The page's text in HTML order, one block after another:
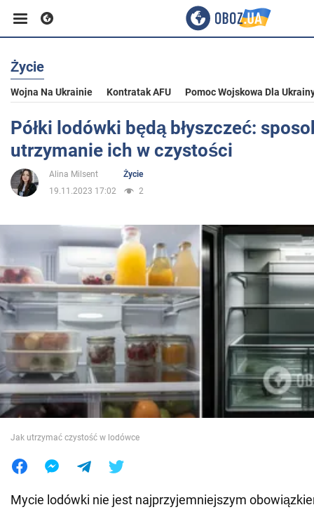
Biznes
Sport
Rozrywka
Polityka
Społeczeństwo
Wojna na Ukrainie
Świat
Jedzenie
Życie
Wojna Na Ukrainie Kontratak AFU Pomoc Wojskowa Dla
Półki lodówki będą błyszczeć:
utrzymanie ich w czystości
Alina Milsent
Życie
19.11.2023 17:02
2
Jak utrzymać czystość w lodówce
Mycie lodówki nie jest najprzyjemniejszym